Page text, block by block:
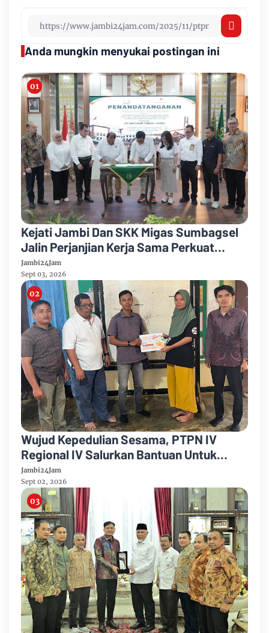
Anda mungkin menyukai postingan ini
Kejati Jambi Dan SKK Migas Sumbagsel
Jalin Perjanjian Kerja Sama Perkuat
Kepastian Hukum
Jambi24Jam
Sept 03, 2026
Wujud Kepedulian Sesama, PTPN IV
Regional IV Salurkan Bantuan Untuk
Pengobatan Putri Karyawan Pemanen
Jambi24Jam
Sept 02, 2026